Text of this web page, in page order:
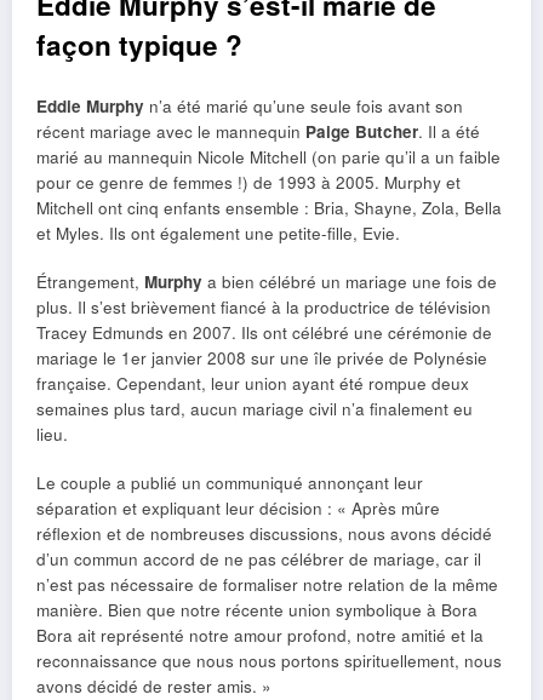
façon typique ?
Eddie Murphy n’a été marié qu’une seule fois avant son
récent mariage avec le mannequin Paige Butcher. Il a été
marié au mannequin Nicole Mitchell (on parie qu’il a un faible
pour ce genre de femmes !) de 1993 à 2005. Murphy et
Mitchell ont cinq enfants ensemble : Bria, Shayne, Zola, Bella
et Myles. Ils ont également une petite-fille, Evie.
Étrangement, Murphy a bien célébré un mariage une fois de
plus. Il s’est brièvement fiancé à la productrice de télévision
Tracey Edmunds en 2007. Ils ont célébré une cérémonie de
mariage le 1er janvier 2008 sur une île privée de Polynésie
française. Cependant, leur union ayant été rompue deux
semaines plus tard, aucun mariage civil n’a finalement eu
lieu.
Le couple a publié un communiqué annonçant leur
séparation et expliquant leur décision : « Après mûre
réflexion et de nombreuses discussions, nous avons décidé
d’un commun accord de ne pas célébrer de mariage, car il
n’est pas nécessaire de formaliser notre relation de la même
manière. Bien que notre récente union symbolique à Bora
Bora ait représenté notre amour profond, notre amitié et la
reconnaissance que nous nous portons spirituellement, nous
avons décidé de rester amis. »